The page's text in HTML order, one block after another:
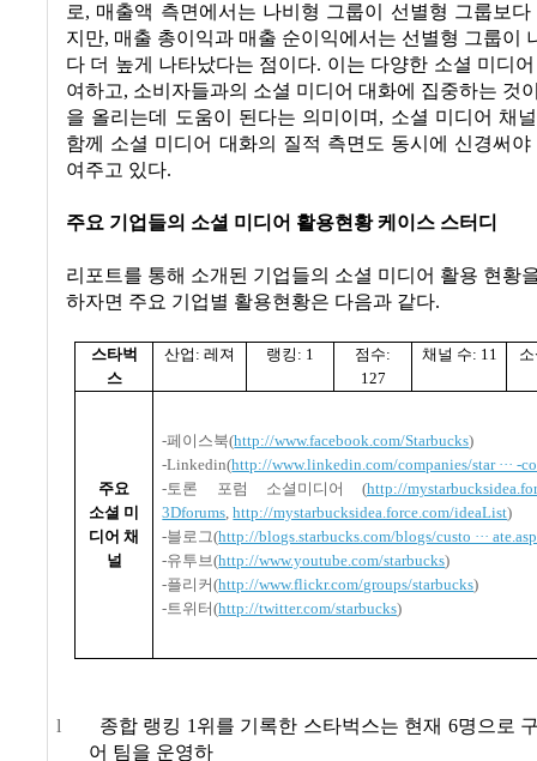
로, 매출액 측면에서는 나비형 그룹이 선별형 그룹보
지만, 매출 총이익과 매출 순이익에서는 선별형 그룹이
다 더 높게 나타났다는 점이다. 이는 다양한 소셜 미디
여하고, 소비자들과의 소셜 미디어 대화에 집중하는 것
을 올리는데 도움이 된다는 의미이며 , 소셜 미디어 채
함께 소셜 미디어 대화의 질적 측면도 동시에 신경써
여주고 있다.
주요 기업들의 소셜 미디어 활용현황 케이스 스터디
리포트를 통해 소개된 기업들의 소셜 미디어 활용 현황
하자면 주요 기업별 활용현황은 다음과 같다.
스타벅
스
산업 :레져 랭킹 : 1 점수:
127
채널 수: 11
주요
소셜 미
디어 채
널
-페이스북(http://www.facebook.com/Starbucks)
-Linkedin(http://www.linkedin.com/companies/star ··· -
-토론 포럼 소셜미디어 (http://
3Dforums,http://mystarbucksidea.force.com/ideaList)
-블로그(http://blogs.starbucks.com/blogs/custo ···
-유투브(http://www.youtube.com/starbucks)
-플리커(http://www.flickr.com/groups/starbucks)
-트위터(http://twitter.com/starbucks)
l 종합 랭킹 1위를 기록한 스타벅스는 현재 6명으로
어 팀을 운영하